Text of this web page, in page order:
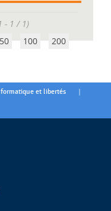
- 1 / 1)
50 100 200
et libertés |